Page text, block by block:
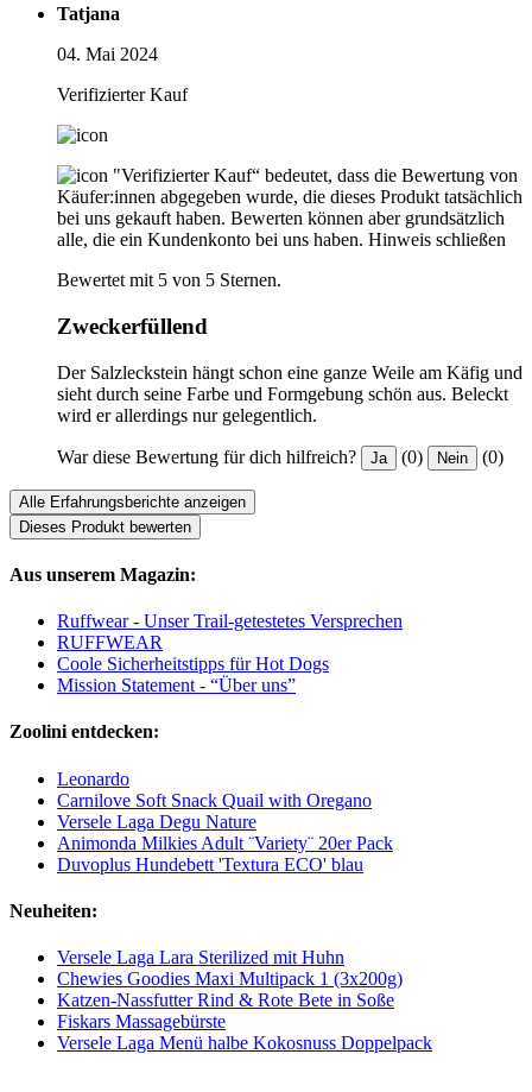
Tatjana
04. Mai 2024
Verifizierter Kauf
"Verifizierter Kauf“ bedeutet, dass die Bewertung von
Käufer:innen abgegeben wurde, die dieses Produkt tatsächlich
bei uns gekauft haben. Bewerten können aber grundsätzlich
alle, die ein Kundenkonto bei uns haben. Hinweis schließen
Bewertet mit 5 von 5 Sternen.
Zweckerfüllend
Der Salzleckstein hängt schon eine ganze Weile am Käfig und
sieht durch seine Farbe und Formgebung schön aus. Beleckt
wird er allerdings nur gelegentlich.
War diese Bewertung für dich hilfreich? Ja (0) Nein (0)
Alle Erfahrungsberichte anzeigen
Dieses Produkt bewerten
Aus unserem Magazin:
Ruffwear - Unser Trail-getestetes Versprechen
RUFFWEAR
Coole Sicherheitstipps für Hot Dogs
Mission Statement - “Über uns”
Zoolini entdecken:
Leonardo
Carnilove Soft Snack Quail with Oregano
Versele Laga Degu Nature
Animonda Milkies Adult ¨Variety¨ 20er Pack
Duvoplus Hundebett 'Textura ECO' blau
Neuheiten:
Versele Laga Lara Sterilized mit Huhn
Chewies Goodies Maxi Multipack 1 (3x200g)
Katzen-Nassfutter Rind & Rote Bete in Soße
Fiskars Massagebürste
Versele Laga Menü halbe Kokosnuss Doppelpack